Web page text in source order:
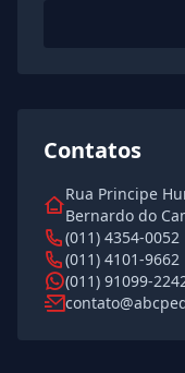
Contatos
Rua Principe
Bernardo do
(011) 4354-0052
(011) 4101-9662
(011) 91099-